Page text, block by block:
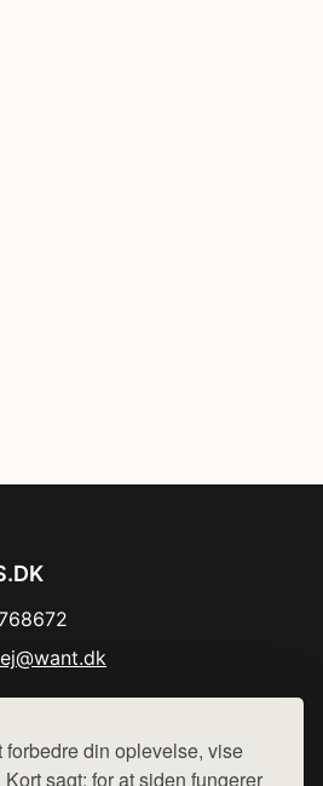
din oplevelse, vise
sagt: for at siden fungerer